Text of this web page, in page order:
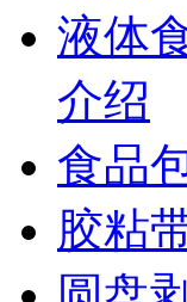
液体
介绍
食品
胶粘